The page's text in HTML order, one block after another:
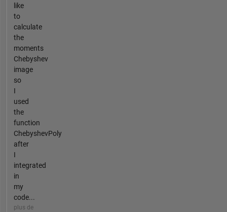
like
to
calculate
the
moments
Chebyshev
image
so
I
used
the
function
ChebyshevPoly
after
I
integrated
in
my
code...
plus de